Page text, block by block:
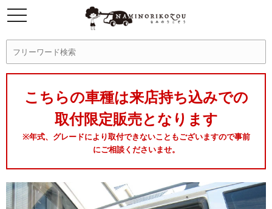
こちらの車種は来店持ち込みでの
取付限定販売となります
※年式、グレードにより取付できないこともございますので事前
にご相談くださいませ。